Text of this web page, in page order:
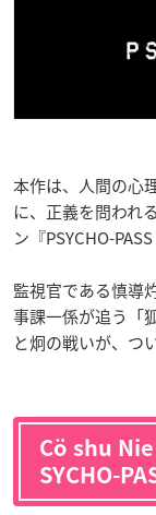
本作は、人間の心
に、正義を問われ
ン『PSYCHO-
監視官である慎導
事課一係が追う「
と炯の戦いが、つ
Cö shu
SYCHO-